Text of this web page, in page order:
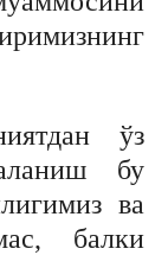
ўз
бу
ва
балки